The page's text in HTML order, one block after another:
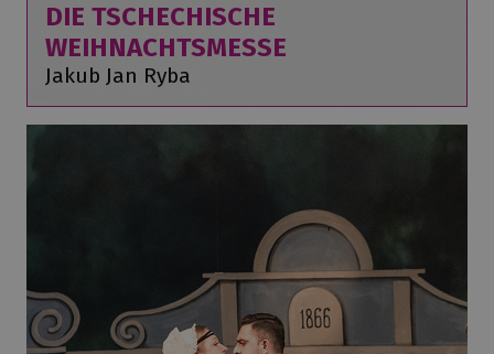
DIE TSCHECHISCHE
WEIHNACHTSMESSE
Jakub Jan Ryba